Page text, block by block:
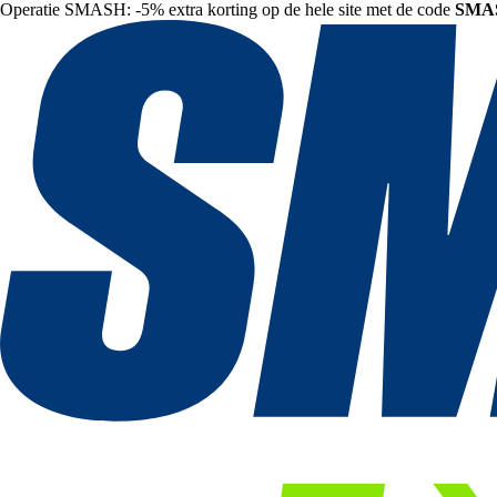
Operatie SMASH: -5% extra korting op de hele site met de code